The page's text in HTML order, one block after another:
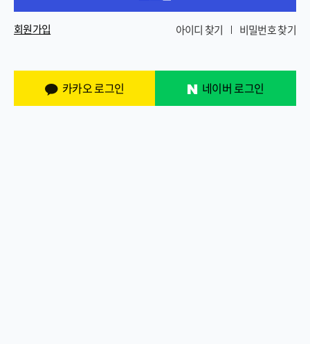
회원가입 아이디 찾기 비밀번호 찾기
카카오 로그인 네이버 로그인